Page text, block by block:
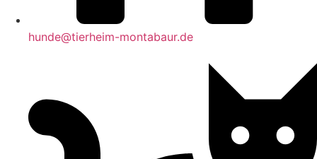
hunde@tierheim-montabaur.de